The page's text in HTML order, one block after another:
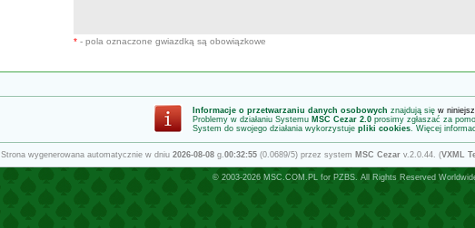
* - pola oznaczone gwiazdką są obowiązkowe
Informacje o przetwarzaniu danych osobowych znajdują się w
Problemy w działaniu Systemu MSC Cezar 2.0 prosimy zgłaszać za
System do swojego działania wykorzystuje pliki cookies. Więcej
Strona wygenerowana automatycznie w dniu 2026-08-08 g.00:32:55 (0.0689/5) przez system MSC Cezar v.2.0.44. (VXML
© 2003-2026 MSC.COM.PLfor PZBS. All Rights Reserved